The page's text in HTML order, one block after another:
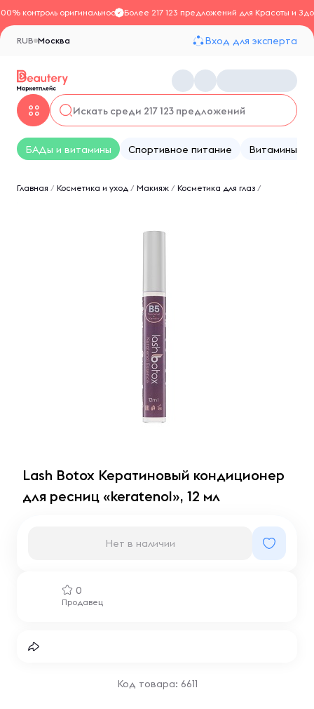
контроль оригинальностиБолее 217 123 предложений для Красоты и
Москва
RUB Вход для эксперта
БАДы и витамины Спортивное питание Витамины
Главная / Косметика и уход / Макияж / Косметика для глаз /
Lash Botox Кератиновый кондиционер
для ресниц «keratenol», 12 мл
0
Продавец
Нет в наличии
Код товара: 6611